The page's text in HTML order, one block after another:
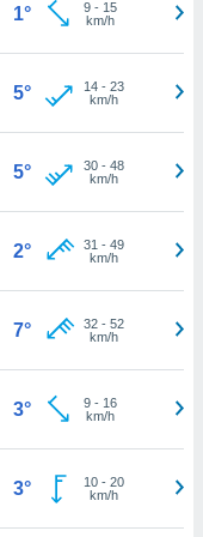
1° 9- 15
km/h
5° 14- 23
km/h
5° 30- 48
km/h
2° 31 - 49
km/h
7° 32- 52
km/h
3° 9- 16
km/h
3° 10- 20
km/h